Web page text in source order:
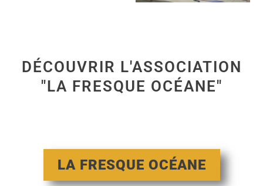
DÉCOUVRIR L'ASSOCIATION
"LA FRESQUE OCÉANE"
LA FRESQUE OCÉANE